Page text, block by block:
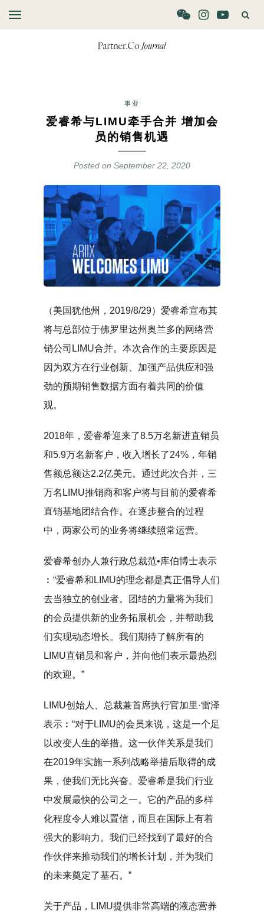
事业
爱睿希与LIMU牵手合并 增加会
员的销售机遇
Posted on September 22, 2020
（美国犹他州，2019/8/29）爱睿希宣布其
将与总部位于佛罗里达州奥兰多的网络营
销公司LIMU合并。本次合作的主要原因是
因为双方在行业创新、加强产品供应和强
劲的预期销售数据方面有着共同的价值
观。
2018年，爱睿希迎来了8.5万名新进直销员
和5.9万名新客户，收入增长了24%，年销
售额总额达2.2亿美元。通过此次合并，三
万名LIMU推销商和客户将与目前的爱睿希
直销基地团结合作。在逐步整合的过程
中，两家公司的业务将继续照常运营。
爱睿希创办人兼行政总裁范•库伯博士表示
︰“爱睿希和LIMU的理念都是真正倡导人们
去当独立的创业者。团结的力量将为我们
的会员提供新的业务拓展机会，并帮助我
们实现动态增长。我们期待了解所有的
LIMU直销员和客户，并向他们表示最热烈
的欢迎。”
LIMU创始人、总裁兼首席执行官加里·雷泽
表示︰“对于LIMU的会员来说，这是一个足
以改变人生的举措。这一伙伴关系是我们
在2019年实施一系列战略举措后取得的成
果，使我们无比兴奋。爱睿希是我们行业
中发展最快的公司之一。它的产品的多样
化程度令人难以置信，而且在国际上有着
强大的影响力。我们已经找到了最好的合
作伙伴来推动我们的增长计划，并为我们
的未来奠定了基石。”
关于产品，LIMU提供非常高端的液态营养